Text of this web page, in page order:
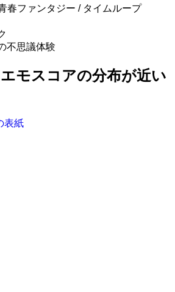
春ファンタジー / タイムループ
不思議体験
モスコアの分布が近い